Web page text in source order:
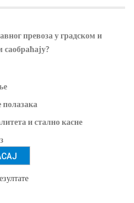
превоза у градском и
и стално касне